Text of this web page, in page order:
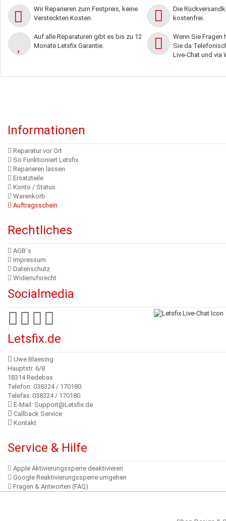
Wir Reparieren zum Festpreis, keine
Versteckten Kosten.
Die
kostenfrei.
Auf alle Reparaturen gibt es bis zu 12
Monate Letsfix Garantie.
Wenn Sie Fragen
Sie da
Live-Chat und via
Informationen
Reparatur vor Ort
So Funktioniert Letsfix
Reparieren lassen
Ersatzteile
Konto / Status
Warenkorb
Auftragsschein
Rechtliches
AGB´s
Impressum
Datenschutz
Widerrufsrecht
Socialmedia
Letsfix.de
Uwe Blaesing
Hauptstr. 6/8
18314 Redebas
Telefon: 038324 / 170180
Telefax: 038324 / 170180
E-Mail: Support@Letsfix.de
Callback Service
Kontakt
Service & Hilfe
Apple Aktivierungssperre deaktivieren
Google Reaktivierungssperre umgehen
Fragen & Antworten (FAQ)